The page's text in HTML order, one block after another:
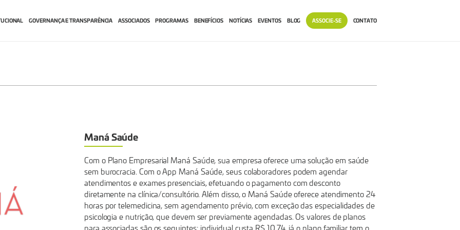
GOVERNANÇA E TRANSPARÊNCIA ASSOCIADOS PROGRAMAS BENEFÍCIOS NOTÍCIAS EVENTOS BLOG ASSOCIE-SE CONTATO
Maná Saúde
Com o Plano Empresarial Maná Saúde, sua empresa oferece uma solução em saúde
sem burocracia. Com o App Maná Saúde, seus colaboradores podem agendar
atendimentos e exames presenciais, efetuando o pagamento com desconto
diretamente na clínica/consultório. Além disso, o Maná Saúde oferece atendimento 24
horas por telemedicina, sem agendamento prévio, com exceção das especialidades de
psicologia e nutrição, que devem ser previamente agendadas. Os valores de planos
para associadas são os seguintes: individual custa R$ 10,74, já o plano familiar tem o